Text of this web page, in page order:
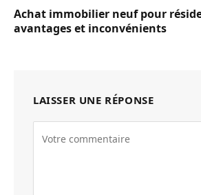
Achat immobilier neuf pour
avantages et inconvénients
LAISSER UNE RÉPONSE